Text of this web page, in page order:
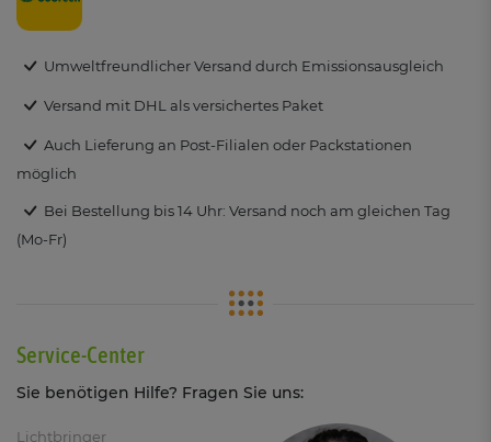
Umweltfreundlicher Versand durch Emissionsausgleich
Versand mit DHL als versichertes Paket
Auch Lieferung an Post-Filialen oder Packstationen
möglich
Bei Bestellung bis 14 Uhr: Versand noch am gleichen Tag
(Mo-Fr)
Service-Center
Sie benötigen Hilfe? Fragen Sie uns:
Lichtbringer